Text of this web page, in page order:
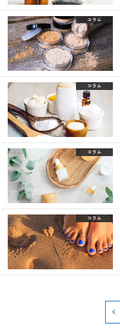
コラム
コラム
コラム
コラム
<